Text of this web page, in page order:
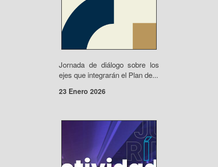
Jornada de diálogo sobre los
ejes que integrarán el Plan de...
23 Enero 2026